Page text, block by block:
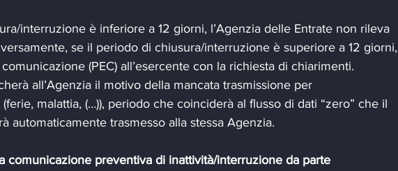
interruzione è inferiore a 12 giorni, l’Agenzia delle Entrate non rileva
se il periodo di chiusura/interruzione è superiore a 12 giorni,
(PEC) all’esercente con la richiesta di chiarimenti.
all’Agenzia il motivo della mancata trasmissione per
malattia, (…)), periodo che coinciderà al flusso di dati “zero” che il
automaticamente trasmesso alla stessa Agenzia.
comunicazione preventiva di inattività/interruzione da parte